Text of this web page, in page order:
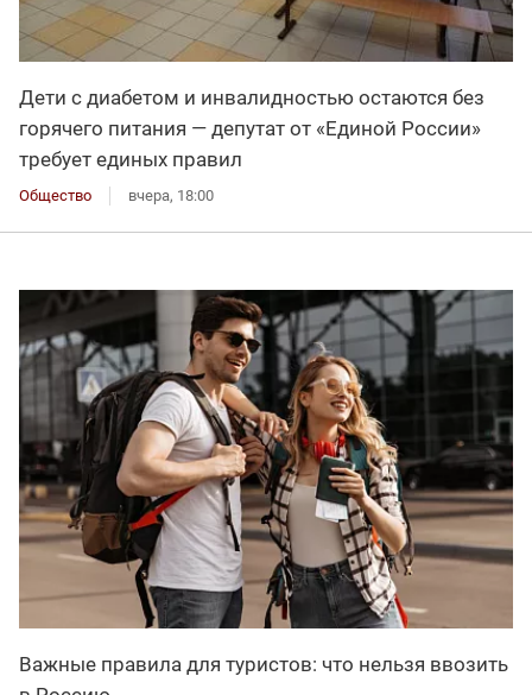
Дети с диабетом и инвалидностью остаются без
горячего питания — депутат от «Единой России»
требует единых правил
Общество вчера, 18:00
Важные правила для туристов: что нельзя ввозить